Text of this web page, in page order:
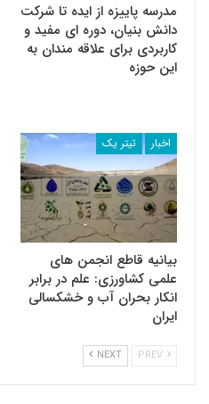
مدرسه پاییزه از ایده تا شرکت
دانش بنیان، دوره ای مفید و
کاربردی برای علاقه مندان به
این حوزه
اخبار تیتر یک
بیانیه قاطع انجمن های
علمی کشاورزی: علم در برابر
انکار بحران آب و خشکسالی
ایران
NEXT